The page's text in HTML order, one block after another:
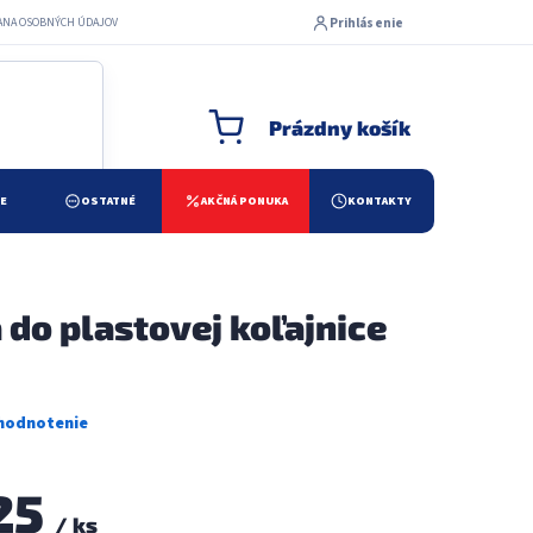
OSOBNÝCH ÚDAJOV Prihlásenie
NÁKUPNÝ KOŠÍK
Prázdny košík
OSTATNÉ AKČNÁ PONUKA KONTAKTY
do plastovej koľajnice
/ ks